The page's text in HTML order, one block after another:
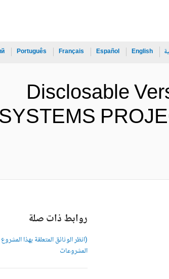
English
Español
Français
Português
Disclosable
SYSTEMS
روابط ذات صلة
(انظر الوثائق المتعلقة بهذا
المشروعات